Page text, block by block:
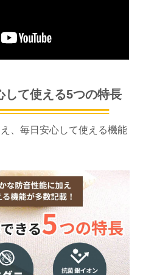
して使える5つの特長
、毎日安心して使える機能